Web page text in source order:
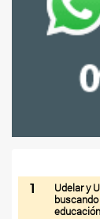
1
Udelar y